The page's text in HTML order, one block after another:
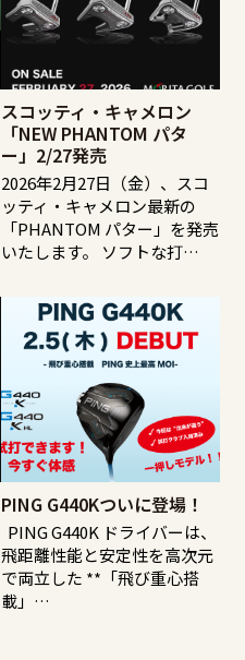
スコッティ・キャメロン
「NEW PHANTOM パタ
ー」2/27発売
2026年2月27日（金）、スコ
ッティ・キャメロン最新の
「PHANTOM パター」を発売
いたします。 ソフトな打…
PING G440Kついに登場！
PING G440K ドライバーは、
飛距離性能と安定性を高次元
で両立した **「飛び重心搭
載」…